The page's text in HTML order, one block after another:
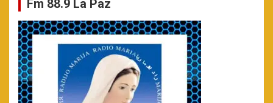
Fm 88.9 La Paz